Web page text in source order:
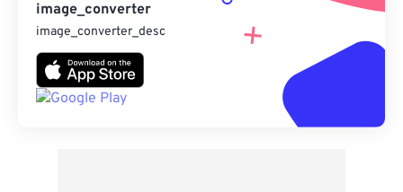
image_converter
image_converter_desc